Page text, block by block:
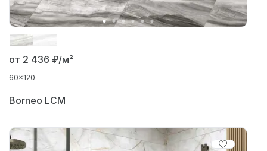
от 2 436 ₽/м²
60x120
Borneo LCM